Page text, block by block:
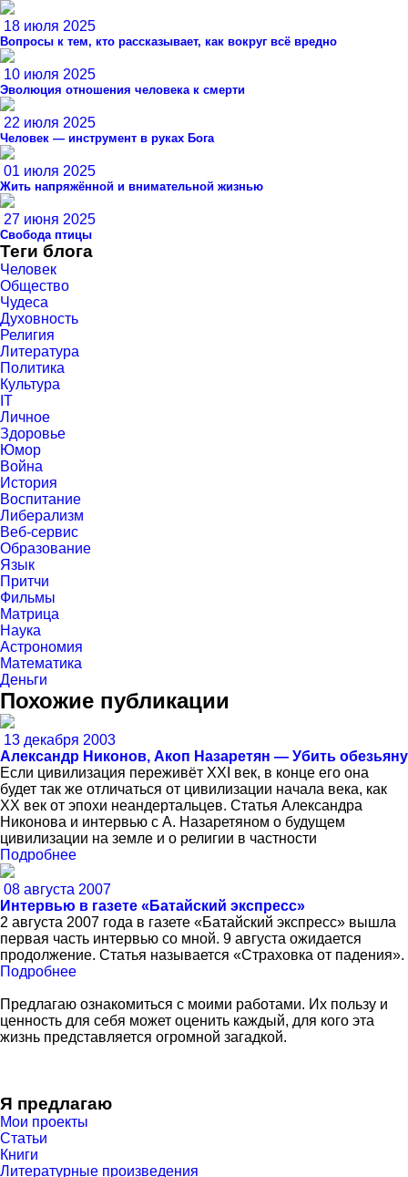
18 июля 2025
Вопросы к тем, кто рассказывает, как вокруг всё вредно
10 июля 2025
Эволюция отношения человека к смерти
22 июля 2025
Человек — инструмент в руках Бога
01 июля 2025
Жить напряжённой и внимательной жизнью
27 июня 2025
Свобода птицы
Теги блога
Человек
Общество
Чудеса
Духовность
Религия
Литература
Политика
Культура
IT
Личное
Здоровье
Юмор
Война
История
Воспитание
Либерализм
Веб-сервис
Образование
Язык
Притчи
Фильмы
Матрица
Наука
Астрономия
Математика
Деньги
Похожие публикации
13 декабря 2003
Александр Никонов, Акоп Назаретян — Убить обезьяну
Если цивилизация переживёт XXI век, в конце его она
будет так же отличаться от цивилизации начала века, как
XX век от эпохи неандертальцев. Статья Александра
Никонова и интервью с А. Назаретяном о будущем
цивилизации на земле и о религии в частности
Подробнее
08 августа 2007
Интервью в газете «Батайский экспресс»
2 августа 2007 года в газете «Батайский экспресс» вышла
первая часть интервью со мной. 9 августа ожидается
продолжение. Статья называется «Страховка от падения».
Подробнее
Предлагаю ознакомиться с моими работами. Их пользу и
ценность для себя может оценить каждый, для кого эта
жизнь представляется огромной загадкой.
Я предлагаю
Мои проекты
Статьи
Книги
Литературные произведения